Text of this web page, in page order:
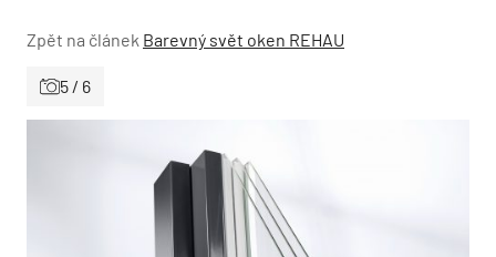
Zpět na článek Barevný svět oken REHAU
5 / 6